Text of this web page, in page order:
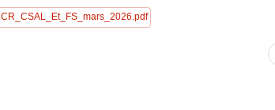
CR_CSAL_Et_FS_mars_2026.pdf